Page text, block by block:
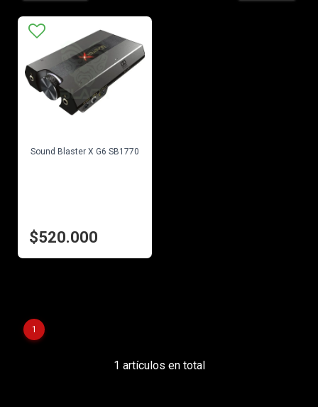
Sound Blaster X G6 SB1770
$520.000
1
1 artículos en total